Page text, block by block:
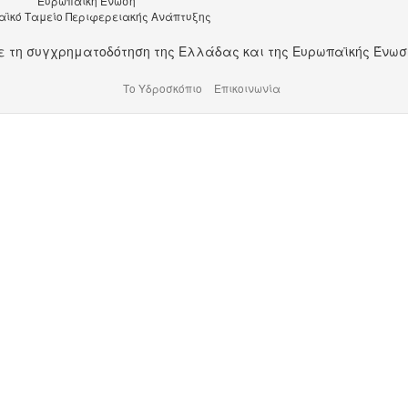
Ταμείο Περιφερειακής Ανάπτυξης
τη συγχρηματοδότηση της Ελλάδας και της Ευρωπαϊκής
Το Υδροσκόπιο Επικοινωνία